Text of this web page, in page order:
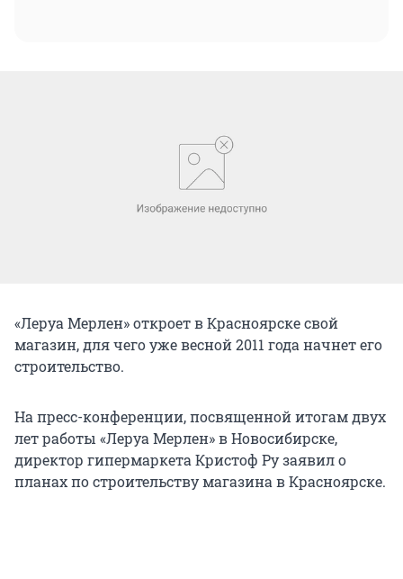
«Леруа Мерлен» откроет в Красноярске свой
магазин, для чего уже весной 2011 года начнет его
строительство.
На пресс-конференции, посвященной итогам двух
лет работы «Леруа Мерлен» в Новосибирске,
директор гипермаркета Кристоф Ру заявил о
планах по строительству магазина в Красноярске.